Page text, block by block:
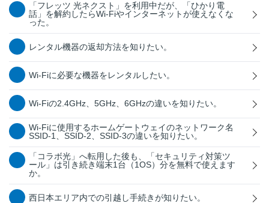
「フレッツ 光ネクスト」を利用中だが、「ひかり電
話」を解約したらWi-Fiやインターネットが使えなくな
った。
レンタル機器の返却方法を知りたい。
Wi-Fiに必要な機器をレンタルしたい。
Wi-Fiの2.4GHz、5GHz、6GHzの違いを知りたい。
Wi-Fiに使用するホームゲートウェイのネットワーク名
SSID-1、SSID-2、SSID-3の違いを知りたい。
「コラボ光」へ転用した後も、「セキュリティ対策ツ
ール」は引き続き端末1台（1OS）分を無料で使えます
か。
西日本エリア内での引越し手続きが知りたい。